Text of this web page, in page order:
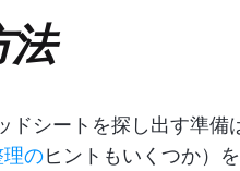
シートを探し出す準備
理のヒントもいくつか）